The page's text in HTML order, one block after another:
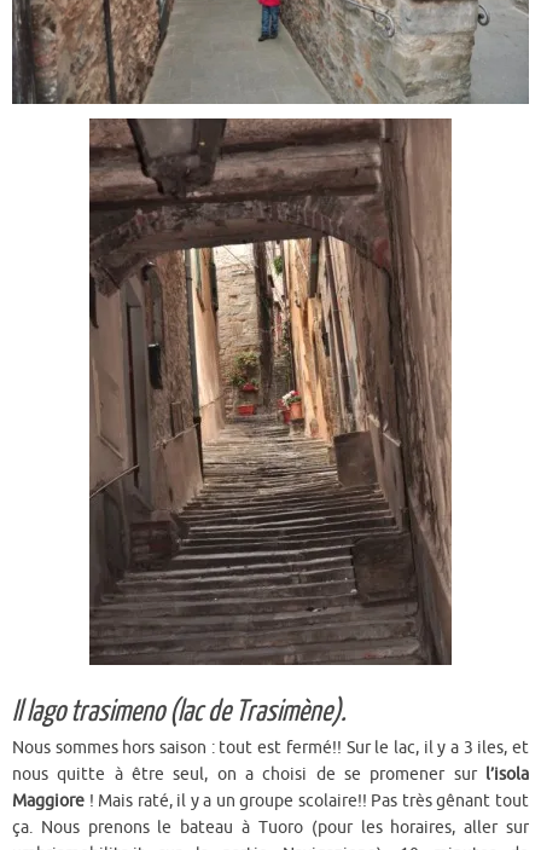
Il lago trasimeno (lac de Trasimène).
Nous sommes hors saison : tout est fermé!! Sur le lac, il y a 3 iles, et
nous quitte à être seul, on a choisi de se promener sur l’isola
Maggiore ! Mais raté, il y a un groupe scolaire!! Pas très gênant tout
ça. Nous prenons le bateau à Tuoro (pour les horaires, aller sur